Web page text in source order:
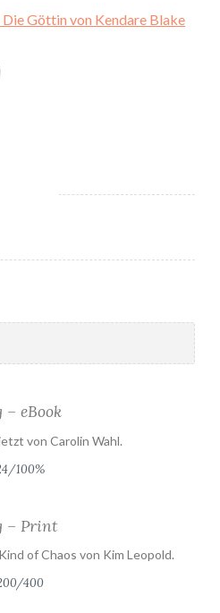
Göttin von Kendare Blake
eBook
100%
– Print
400